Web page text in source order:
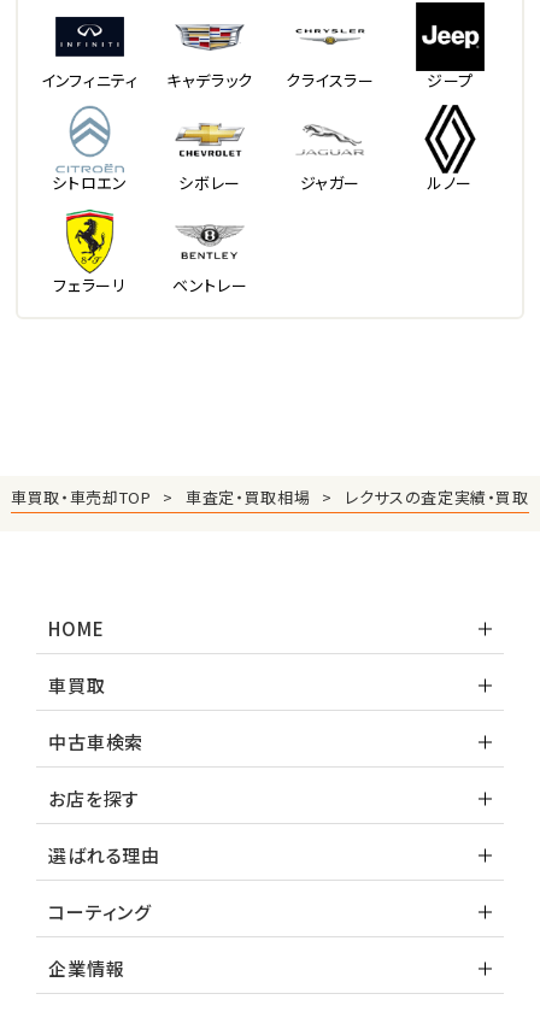
インフィニティ キャデラック クライスラー ジープ
シトロエン シボレー ジャガー ルノー
フェラーリ ベントレー
車買取・車売却TOP 車査定・買取相場 レクサスの査定実績・買取
HOME
車買取
中古車検索
お店を探す
選ばれる理由
コーティング
企業情報